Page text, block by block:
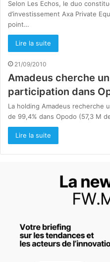
Selon Les Echos, le duo
d’investissement Axa Private
point…
Lire la suite
21/09/2010
Amadeus cherche
participation dans
La holding Amadeus recherche
de 99,4% dans Opodo (57,3 M
Lire la suite